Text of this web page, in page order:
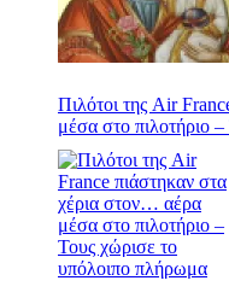
Πιλότοι της Air
μέσα στο πιλοτήριο